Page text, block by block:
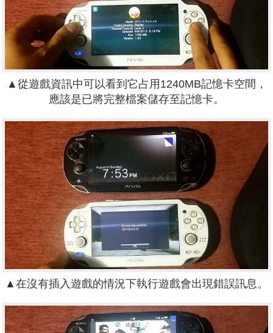
▲從遊戲資訊中可以看到它占用1240MB記憶卡空間，
應該是已將完整檔案儲存至記憶卡。
▲在沒有插入遊戲的情況下執行遊戲會出現錯誤訊息。